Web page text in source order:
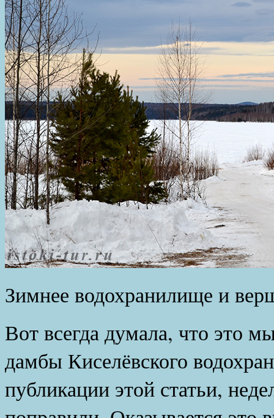
Зимнее водохранилище и
Вот всегда думала, что это
дамбы Киселёвского
публикации этой статьи,